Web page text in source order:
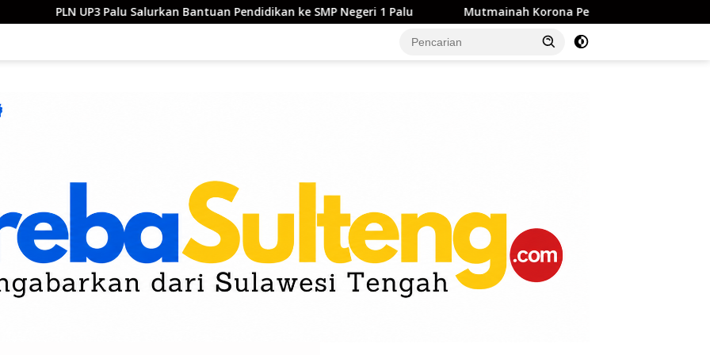
Salurkan Bantuan Pendidikan ke SMP Negeri 1 Palu Mutmainah Korona Pertanyakan Penghentian Perkara Dugaan